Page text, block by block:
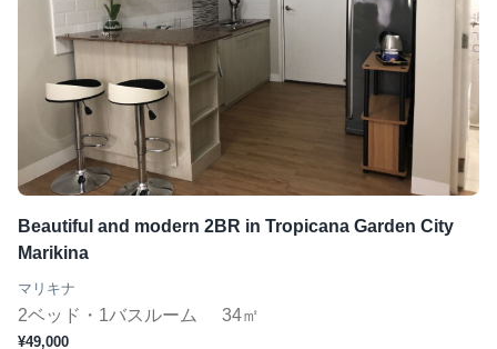
Beautiful and modern 2BR in Tropicana Garden City
Marikina
マリキナ
2ベッド・1バスルーム 34㎡
¥49,000